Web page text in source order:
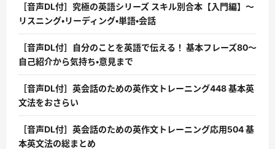
［音声DL付］究極の英語シリーズ スキル別合本【入門編】〜
リスニング・リーディング・単語・会話
［音声DL付］自分のことを英語で伝える！ 基本フレーズ80〜
自己紹介から気持ち・意見まで
［音声DL付］英会話のための英作文トレーニング448 基本英
文法をおさらい
［音声DL付］英会話のための英作文トレーニング応用504 基
本英文法の総まとめ